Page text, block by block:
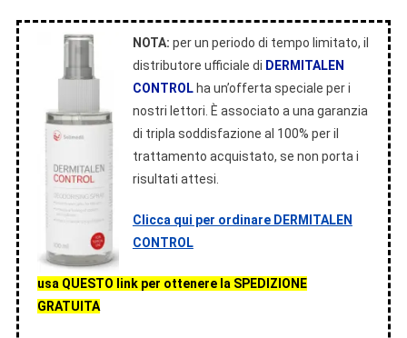
NOTA: per un periodo di tempo limitato, il
distributore ufficiale di DERMITALEN
CONTROLha un’offerta speciale per i
nostri lettori. È associato a una garanzia
di tripla soddisfazione al 100% per il
trattamento acquistato, se non porta i
risultati attesi.
Clicca qui per ordinare DERMITALEN
CONTROL
usa QUESTO link per ottenere la SPEDIZIONE
GRATUITA